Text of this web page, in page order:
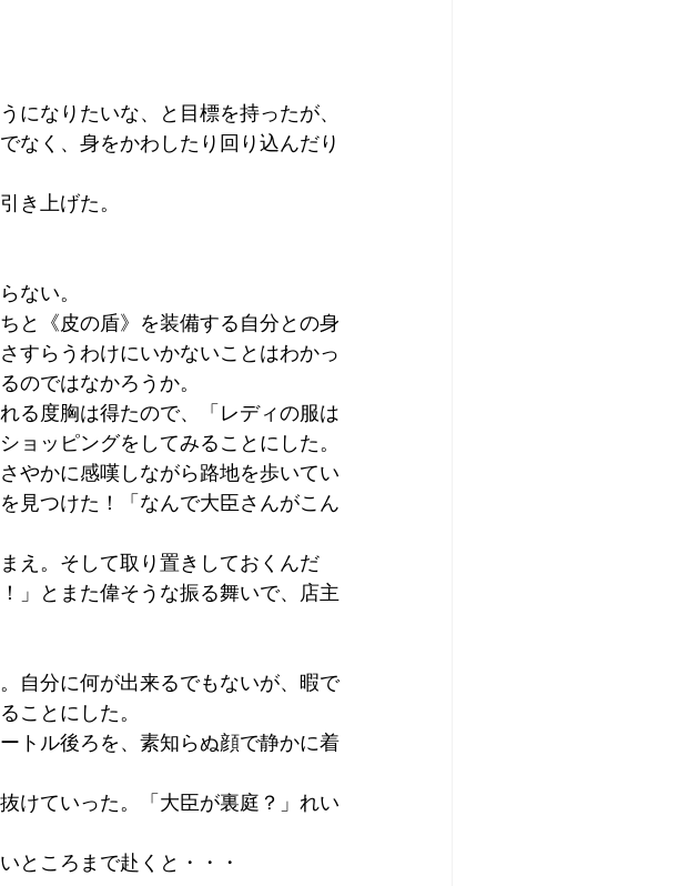
になりたいな、と目標を持ったが、
なく、身をかわしたり回り込んだり
き上げた。
ない。
と《皮の盾》を装備する自分との身
すらうわけにいかないことはわかっ
のではなかろうか。
る度胸は得たので、「レディの服は
ョッピングをしてみることにした。
やかに感嘆しながら路地を歩いてい
見つけた！「なんで大臣さんがこん
え。そして取り置きしておくんだ
」とまた偉そうな振る舞いで、店主
自分に何が出来るでもないが、暇で
ことにした。
トル後ろを、素知らぬ顔で静かに着
けていった。「大臣が裏庭？」れい
ところまで赴くと・・・